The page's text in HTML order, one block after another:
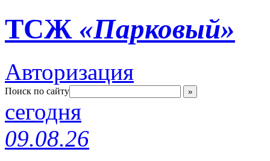
ТСЖ «Парковый»
Авторизация
Поиск по сайту »
сегодня
09.08.26